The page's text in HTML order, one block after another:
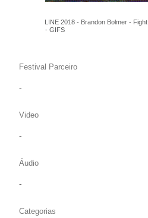
FILE ONLINE 2018 - Brandon Bolmer - Fight
Through - GIFS
Festival Parceiro
-
Video
-
Áudio
-
Categorias